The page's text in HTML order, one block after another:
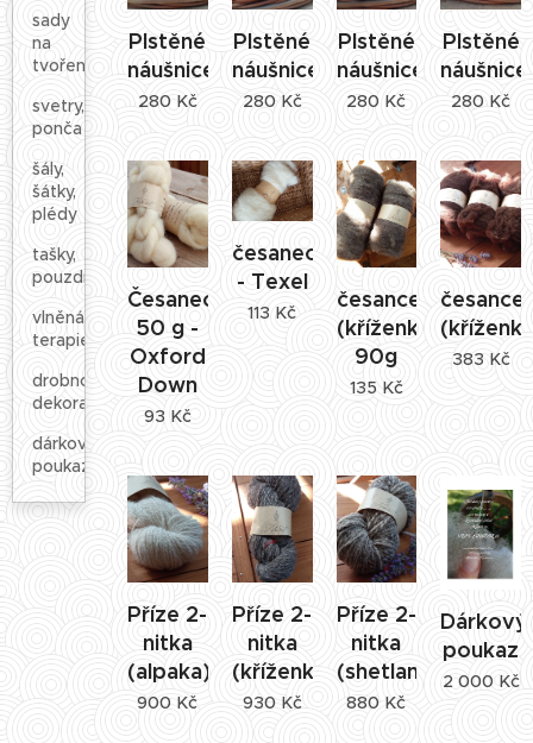
sady
na
tvoření
svetry,
ponča
šály,
šátky,
plédy
tašky,
pouzdra
vlněná
terapie
drobnosti,
dekorace
dárkové
poukazy
Plstěné
náušnice
280Kč
Plstěné
náušnice
280Kč
Plstěné
náušnice
280 Kč
Plstěné
náušnice
280 Kč
Česanec
50 g -
Oxford
Down
93 Kč
česanec
- Texel
113 Kč
česance
(kříženka)
90g
135 Kč
česance
383 Kč
Příze 2-
nitka
(alpaka)
900 Kč
Příze 2-
nitka
(kříženka)
930Kč
Příze 2-
nitka
(shetland)
880 Kč
Dárkový
poukaz
2 000 Kč